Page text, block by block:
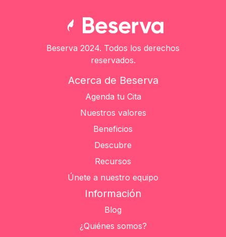
Beserva 2024. Todos los derechos
reservados.
Acerca de Beserva
Agenda tu Cita
Nuestros valores
Beneficios
Descubre
Recursos
Únete a nuestro equipo
Información
Blog
¿Quiénes somos?